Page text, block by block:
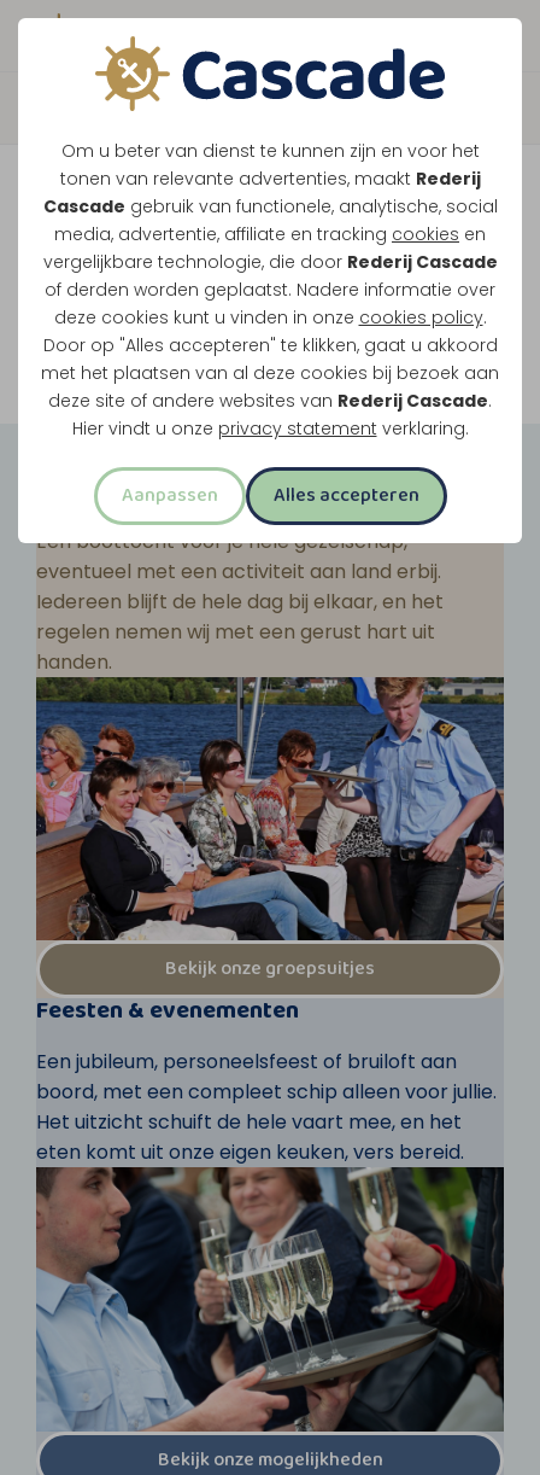
Om u beter van dienst te kunnen zijn en voor het
tonen van relevante advertenties, maakt Rederij
Cascade gebruik van functionele, analytische, social
media, advertentie, affiliate en tracking cookies en
vergelijkbare technologie, die door Rederij Cascade
of derden worden geplaatst. Nadere informatie over
deze cookies kunt u vinden in onze cookies policy.
Door op "Alles accepteren" te klikken, gaat u akkoord
met het plaatsen van al deze cookies bij bezoek aan
deze site of andere websites van Rederij Cascade.
Hier vindt u onze privacy statement verklaring.
Aanpassen Alles accepteren
Boek direct je vaart
Vaar je mee over de
Maasplassen?
Ondanks de lage waterstanden gaan
onze vaarten gewoon door.
Bekijk onze rondvaarten
Groepsuitjes
Een boottocht voor je hele gezelschap,
eventueel met een activiteit aan land erbij.
Iedereen blijft de hele dag bij elkaar, en het
regelen nemen wij met een gerust hart uit
handen.
Bekijk onze groepsuitjes
Feesten & evenementen
Een jubileum, personeelsfeest of bruiloft aan
boord, met een compleet schip alleen voor jullie.
Het uitzicht schuift de hele vaart mee, en het
eten komt uit onze eigen keuken, vers bereid.
Bekijk onze mogelijkheden